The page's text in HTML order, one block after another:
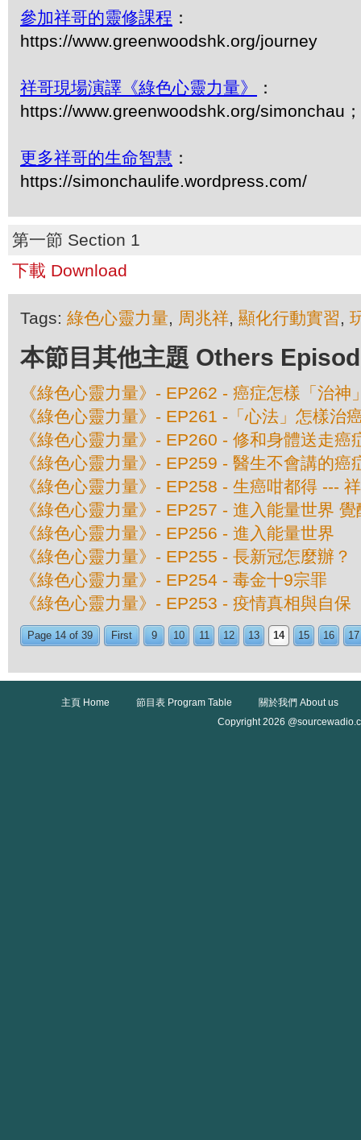
參加祥哥的靈修課程 ：
https://www.greenwoodshk.org/journey
祥哥現場演譯《綠色心靈力量》
：
https://www.greenwoodshk.org/simonchau
更多祥哥的生命智慧 ：
https://simonchaulife.wordpress.com/
第一節 Section 1
下載 Download
Tags: 綠色心靈力量, 周兆祥, 顯化行動實習,
本節目其他主題 Others
《綠色心靈力量》- EP262 - 癌症怎樣「治
《綠色心靈力量》- EP261 -「心法」怎樣治
《綠色心靈力量》- EP260 - 修和身體送走
《綠色心靈力量》- EP259 - 醫生不會講的
《綠色心靈力量》- EP258 - 生癌咁都得 ---
《綠色心靈力量》- EP257 - 進入能量世界
《綠色心靈力量》- EP256 - 進入能量世界
《綠色心靈力量》- EP255 - 長新冠怎麼辦？
《綠色心靈力量》- EP254 - 毒金十9宗罪
《綠色心靈力量》- EP253 - 疫情真相與自保
Page 14 of 39 First 9 10 11 12 13 14 15 16 17
主頁 Home 節目表 Program Table
關於我們 About us
Copyright 2026